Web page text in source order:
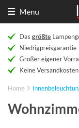
Menu
Das größte
Niedrigpreisgarantie
Großer eigener
Keine Versandkosten
Home